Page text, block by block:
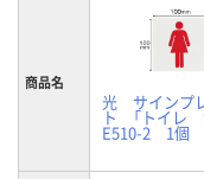
商品名
光 サインプ
ト 「トイレ
E510-2 1個